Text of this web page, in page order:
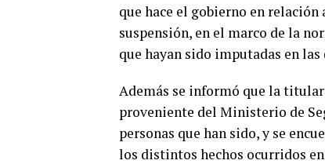
que hace el gobierno en relación
suspensión, en el marco de la
que hayan sido imputadas en
Además se informó que la
proveniente del Ministerio de
personas que han sido, y se
los distintos hechos ocurridos